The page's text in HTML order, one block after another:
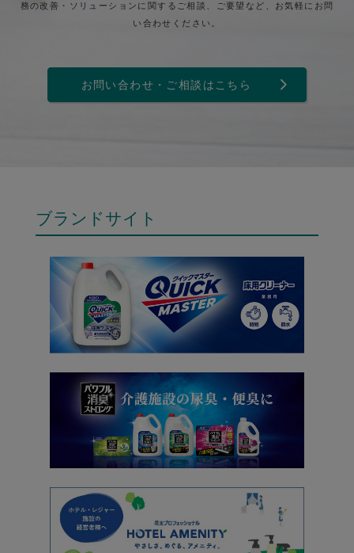
務の改善・ソリューションに関するご相談、ご要望など、お気軽にお問
い合わせください。
お問い合わせ・ご相談はこちら
ブランドサイト